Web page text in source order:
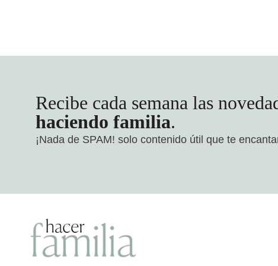
Recibe cada semana las
haciendo familia.
¡Nada de SPAM! solo contenido útil que te